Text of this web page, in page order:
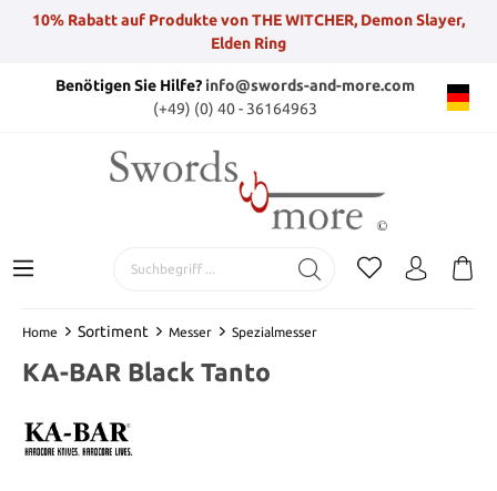
10% Rabatt auf Produkte von THE WITCHER, Demon Slayer,
Elden Ring
Benötigen Sie Hilfe?info@swords-and-more.com
(+49) (0) 40 - 36164963
Home Sortiment Messer Spezialmesser
KA-BAR Black Tanto